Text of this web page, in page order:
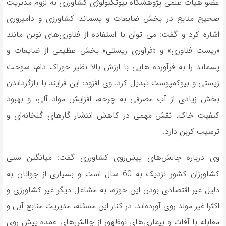
صحیح منابع در بخش ضایعات و پسماند کشاورزی و دامپروری
اشاره کرد و گفت: می توان با استفاده از فناوری‌های نوین مانند
«زیست فناوری» و «فرآوری زیستی» بخش عظیمی از ضایعات و
پسماند را به فرآورده هایی با ارزش بالا نظیر خوراک دام، سوخت
زیستی و بیوکمپوست تبدیل کرد. وی افزود: این فرایند با بازگرداندن
بخش زیادی از آب مصرفی به چرخه، افزایش مواد آلی، و بهبود
کیفیت خاک، نقش مهمی در کاهش انتشار گازهای گلخانه‌ای و
ترسیب کربن دارد.
وی درباره چالش‌های پیش‌روی کشاورزی گفت: میانگین سنی
کشاورزان کشور نزدیک به 60 سال است و بسیاری از جوانان به
دلیل غیر اقتصادی بودن این حوزه، به مشاغل دیگر غیر کشاورزی و
اکثرا غیر مولد روی آورده‌اند. در کنار این مسئله، مدیریت منابع آبی و
مقابله با آفات و بیماری‌های نوظهور از چالش‌های عمده پیش روی